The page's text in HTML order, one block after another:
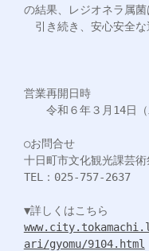
の結果、レジオネラ属
引き続き、安心安全な
営業再開日時
令和６年３月14日（
○お問合せ
十日町市文化観光課芸
TEL：025-757-2637
ari/gyomu/9104.html